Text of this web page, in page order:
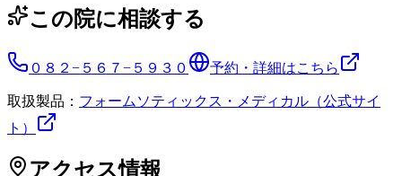
この院に相談する
０８２−５６７−５９３０ 予約・詳細はこちら
取扱製品： フォームソティックス・メディカル（公式サイ
ト）
アクセス情報